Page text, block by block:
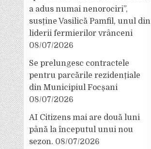
a adus numai nenorociri”,
susține Vasilică Pamfil, unul din
liderii fermierilor vrânceni
08/07/2026
Se prelungesc contractele
pentru parcările rezidențiale
din Municipiul Focșani
08/07/2026
AI Citizens mai are două luni
până la începutul unui nou
sezon. 08/07/2026